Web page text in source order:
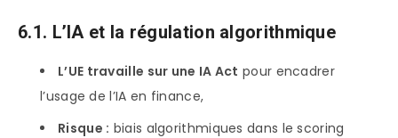
6.1. L’IA et la régulation algorithmique
L’UE travaille sur une IA Act pour encadrer
l’usage de l’IA en finance,
Risque : biais algorithmiques dans le scoring